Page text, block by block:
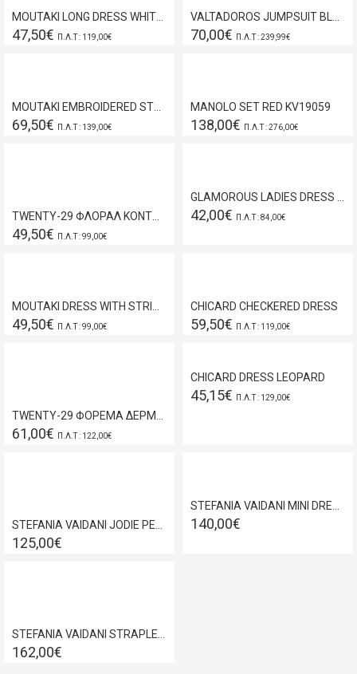
47,50€ Π.Λ.Τ : 119,00€ 70,00€ Π.Λ.Τ : 239,99€
69,50€ Π.Λ.Τ : 139,00€
MANOLO SET RED KV19059
138,00€ Π.Λ.Τ : 276,00€
49,50€ Π.Λ.Τ : 99,00€
42,00€ Π.Λ.Τ : 84,00€
49,50€ Π.Λ.Τ : 99,00€
CHICARD CHECKERED DRESS
59,50€ Π.Λ.Τ : 119,00€
61,00€ Π.Λ.Τ : 122,00€
CHICARD DRESS LEOPARD
45,15€ Π.Λ.Τ : 129,00€
125,00€
140,00€
162,00€